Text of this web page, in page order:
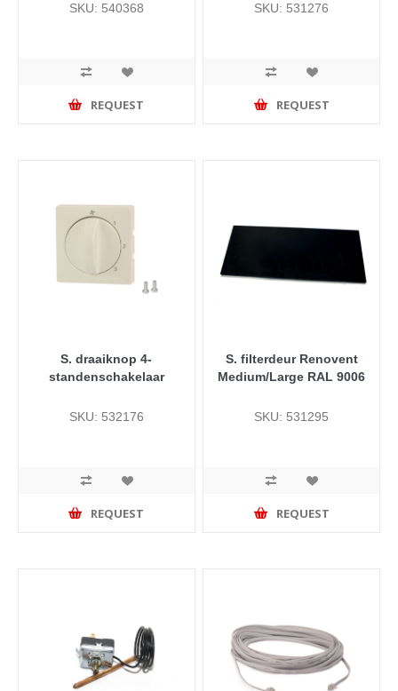
SKU: 540368
REQUEST
SKU: 531276
REQUEST
S. draaiknop 4-
standenschakelaar
SKU: 532176
REQUEST
S. filterdeur Renovent
Medium/Large RAL 9006
SKU: 531295
REQUEST